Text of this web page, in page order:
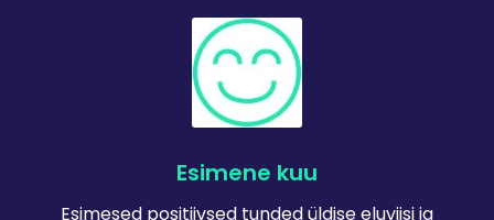
Esimene kuu
Esimesed positiivsed tunded üldise eluviisi ja